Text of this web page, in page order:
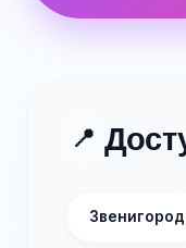
📍
Звенигород